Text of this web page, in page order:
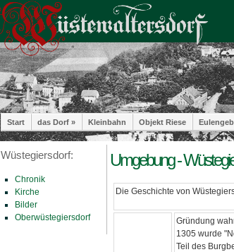
Start das Dorf » Kleinbahn Objekt Riese
Wüstegiersdorf:
Chronik
Kirche
Bilder
Oberwüstegiersdorf
Umgebung -
Die Geschichte von
Gründung
1305 wurde
Teil des